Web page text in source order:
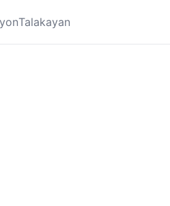
Talakayan